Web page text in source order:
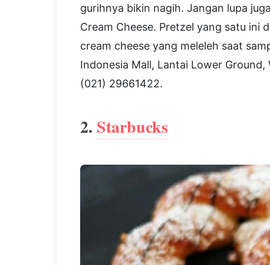
gurihnya bikin nagih. Jangan lupa
Cream Cheese. Pretzel yang satu ini
cream cheese yang meleleh saat
Indonesia Mall, Lantai Lower
(021) 29661422.
2. Starbucks